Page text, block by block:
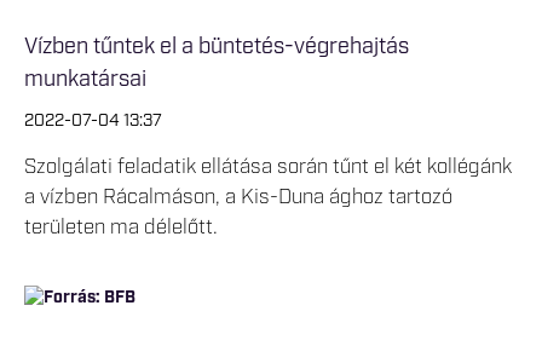
Vízben tűntek el a büntetés-végrehajtás
munkatársai
2022-07-04 13:37
Szolgálati feladatik ellátása során tűnt el két kollégánk
a vízben Rácalmáson, a Kis-Duna ághoz tartozó
területen ma délelőtt.